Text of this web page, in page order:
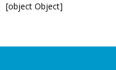
[object Object]